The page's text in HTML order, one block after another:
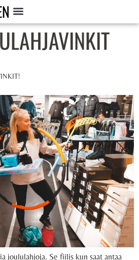
joululahjoja. Se fiilis kun saat antaa